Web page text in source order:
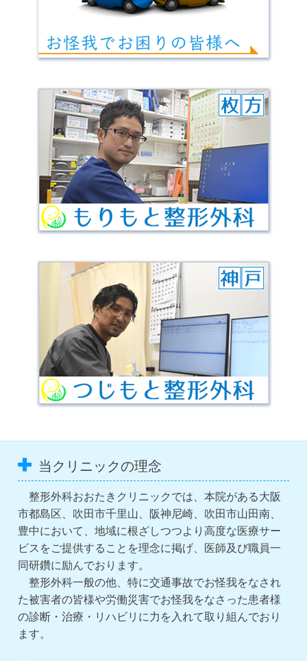
当クリニックの理念
整形外科おおたきクリニックでは、本院がある大阪
市都島区、吹田市千里山、阪神尼崎、吹田市山田南、
豊中において、地域に根ざしつつより高度な医療サー
ビスをご提供することを理念に掲げ、医師及び職員一
同研鑽に励んでおります。
整形外科一般の他、特に交通事故でお怪我をなされ
た被害者の皆様や労働災害でお怪我をなさった患者様
の診断・治療・リハビリに力を入れて取り組んでおり
ます。